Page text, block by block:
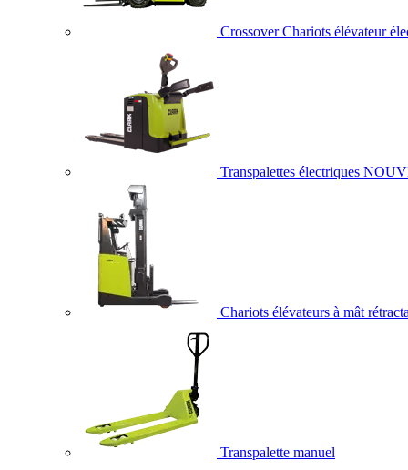
Crossover Chariots élévateur
Transpalettes électriques
Chariots élévateurs à mât
Transpalette manuel